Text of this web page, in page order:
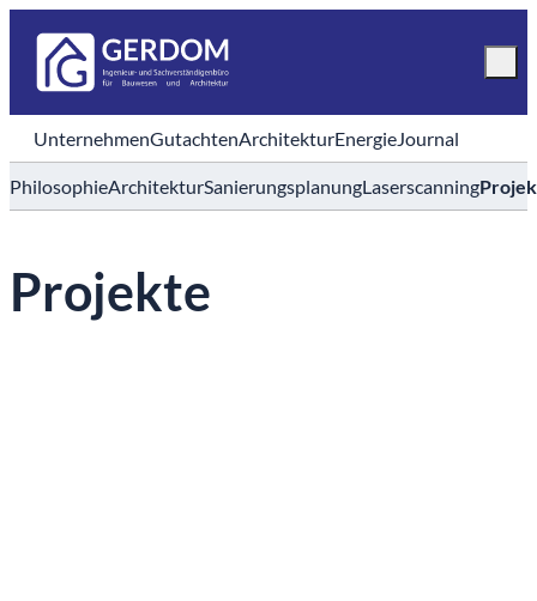
UnternehmenGutachtenArchitekturEnergieJournal
PhilosophieArchitekturSanierungsplanungLaserscanning
Projekte